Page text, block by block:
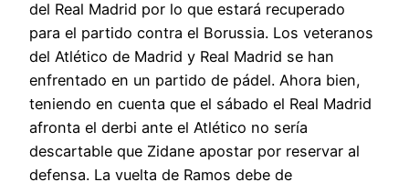
del Real Madrid por lo que estará recuperado
para el partido contra el Borussia. Los veteranos
del Atlético de Madrid y Real Madrid se han
enfrentado en un partido de pádel. Ahora bien,
teniendo en cuenta que el sábado el Real Madrid
afronta el derbi ante el Atlético no sería
descartable que Zidane apostar por reservar al
defensa. La vuelta de Ramos debe de